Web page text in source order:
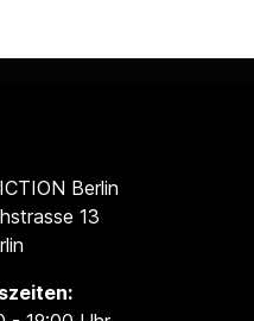
Berlin
13